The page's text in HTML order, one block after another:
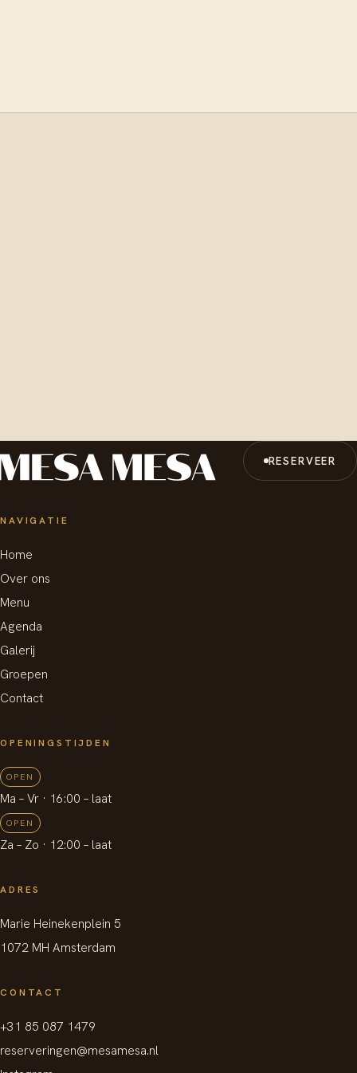
RESERVEER
NAVIGATIE
Home
Over ons
Menu
Agenda
Galerij
Groepen
Contact
OPENINGSTIJDEN
OPEN
Ma – Vr · 16:00 – laat
OPEN
Za – Zo · 12:00 – laat
ADRES
Marie Heinekenplein 5
1072 MH Amsterdam
CONTACT
+31 85 087 1479
reserveringen@mesamesa.nl